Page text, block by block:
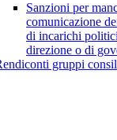
Sanzioni per
comunicazione
di incarichi
direzione o di
gruppi